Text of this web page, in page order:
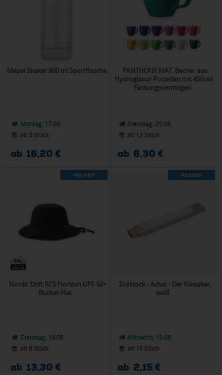
Mepal Shaker 800 ml Sportflasche
Montag, 17.08.
ab 5 Stück
ab 16,20 €
PANTHONY MAT. Becher aus
Hydroglasur-Porzellan mit 450 ml
Fassungsvermögen
Dienstag, 25.08.
ab 13 Stück
ab 6,30 €
Nordic Drift RCS Horizon UPF 50+
Bucket-Hat
Dienstag, 18.08.
ab 6 Stück
ab 13,30 €
Zollstock - Achat - Der Klassiker,
weiß
Mittwoch, 19.08.
ab 18 Stück
ab 2,15 €